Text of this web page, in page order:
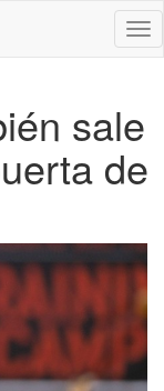
sale
de